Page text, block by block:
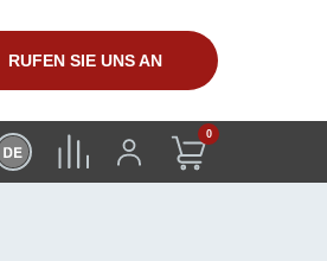
RUFEN SIE UNS AN
0